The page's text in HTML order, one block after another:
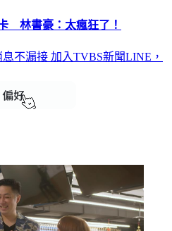
林書豪：太瘋狂了！
息不漏接 加入TVBS新聞LINE，